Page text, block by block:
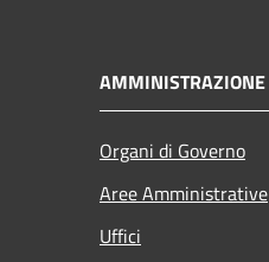
AMMINISTRAZIONE
Organi di Governo
Aree Amministrative
Uffici